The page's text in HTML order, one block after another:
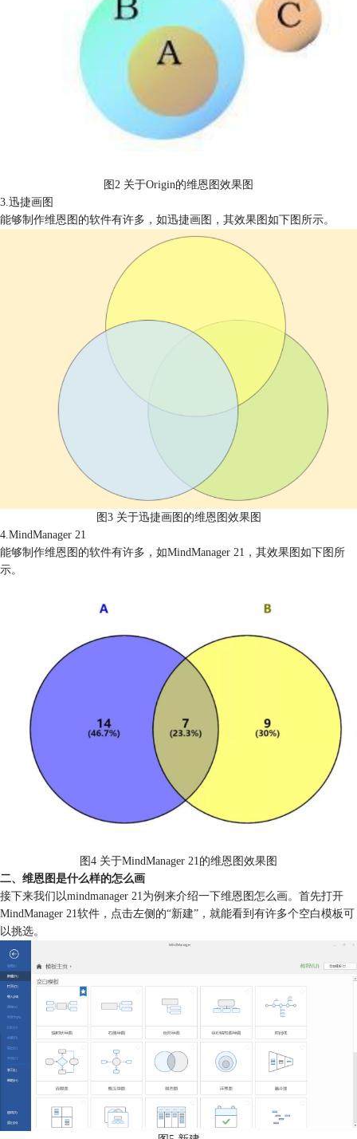
图2 关于Origin的维恩图效果图
3.迅捷画图
能够制作维恩图的软件有许多，如迅捷画图，其效果图如下图所示。
图3 关于迅捷画图的维恩图效果图
4.MindManager 21
能够制作维恩图的软件有许多，如MindManager 21，其效果图如下图所
示。
图4 关于MindManager 21的维恩图效果图
二、维恩图是什么样的怎么画
接下来我们以mindmanager 21为例来介绍一下维恩图怎么画。首先打开
MindManager 21软件，点击左侧的“新建”，就能看到有许多个空白模板可
以挑选。